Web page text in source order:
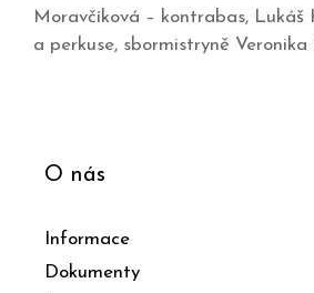
Moravčíková – kontrabas, Lukáš
a perkuse, sbormistryně Veronika
O nás
Informace
Dokumenty